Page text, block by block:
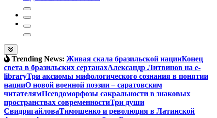
Trending News: Живая скала бразильской нацииКонец
света в бразильских сертанахАлександр Литвинов на e-
libraryТри аксиомы мифологического сознания в понятии
нацииО новой военной поэзии – саратовским
читателямПсевдоморфозы сакральности в знаковых
пространствах современностиТри души
СвидригайловаТимошенко и революция в Латинской